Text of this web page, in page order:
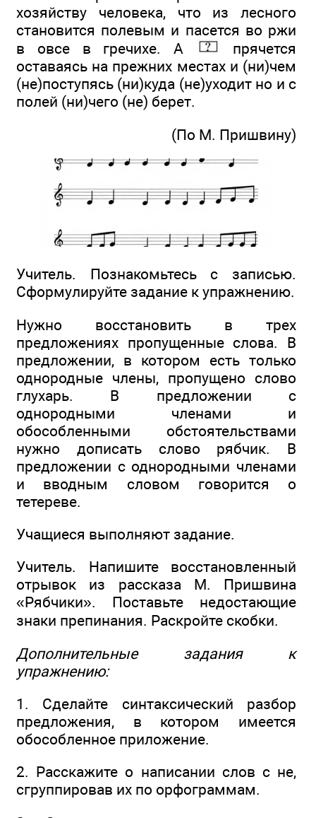
хозяйству человека, что из лесного
становится полевым и пасется во ржи
в овсе в гречихе. А
прячется
оставаясь на прежних местах и (ни)чем
(не)поступясь (ни)куда (не)уходит но и с
полей (ни)чего (не) берет.
(По М. Пришвину)
Учитель. Познакомьтесь с записью.
Сформулируйте задание к упражнению.
Нужно восстановить в трех
предложениях пропущенные слова. В
предложении, в котором есть только
однородные члены, пропущено слово
глухарь. В предложении с
однородными членами и
обособленными обстоятельствами
нужно дописать слово рябчик. В
предложении с однородными членами
и вводным словом говорится о
тетереве.
Учащиеся выполняют задание.
Учитель. Напишите восстановленный
отрывок из рассказа М. Пришвина
«Рябчики». Поставьте недостающие
знаки препинания. Раскройте скобки.
Дополнительные задания к
упражнению:
1. Сделайте синтаксический разбор
предложения, в котором имеется
обособленное приложение.
2. Расскажите о написании слов с не,
сгруппировав их по орфограммам.